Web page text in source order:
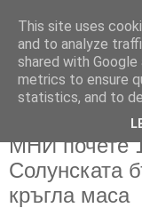
МНИ почете
Солунската
кръгла маса
This site uses
and to analyze
shared with
metrics to ensure
statistics, and to